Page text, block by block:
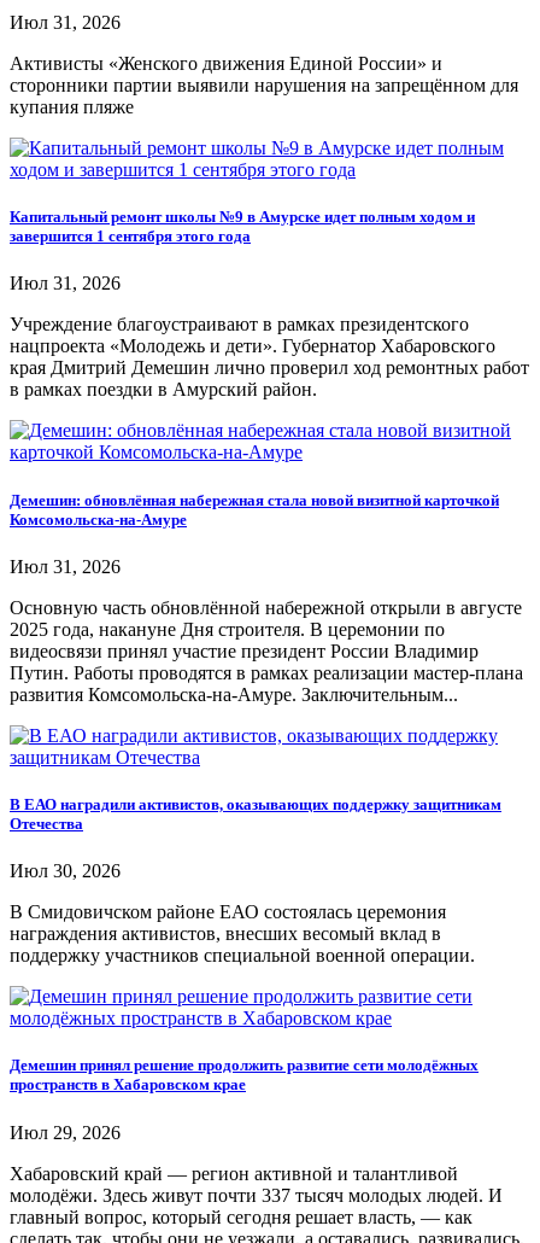
Июл 31, 2026
Активисты «Женского движения Единой России» и
сторонники партии выявили нарушения на запрещённом для
купания пляже
Капитальный ремонт школы №9 в Амурске идет полным ходом и
завершится 1 сентября этого года
Июл 31, 2026
Учреждение благоустраивают в рамках президентского
нацпроекта «Молодежь и дети». Губернатор Хабаровского
края Дмитрий Демешин лично проверил ход ремонтных работ
в рамках поездки в Амурский район.
Демешин: обновлённая набережная стала новой визитной карточкой
Комсомольска-на-Амуре
Июл 31, 2026
Основную часть обновлённой набережной открыли в августе
2025 года, накануне Дня строителя. В церемонии по
видеосвязи принял участие президент России Владимир
Путин. Работы проводятся в рамках реализации мастер-плана
развития Комсомольска-на-Амуре. Заключительным...
В ЕАО наградили активистов, оказывающих поддержку защитникам
Отечества
Июл 30, 2026
В Смидовичском районе ЕАО состоялась церемония
награждения активистов, внесших весомый вклад в
поддержку участников специальной военной операции.
Демешин принял решение продолжить развитие сети молодёжных
пространств в Хабаровском крае
Июл 29, 2026
Хабаровский край — регион активной и талантливой
молодёжи. Здесь живут почти 337 тысяч молодых людей. И
главный вопрос, который сегодня решает власть, — как
сделать так, чтобы они не уезжали, а оставались, развивались,